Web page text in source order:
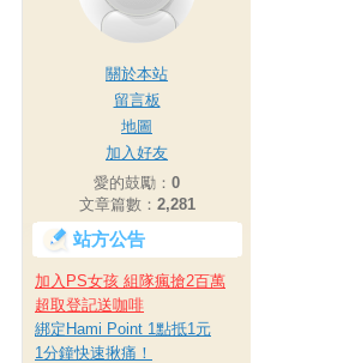
關於本站
留言板
地圖
加入好友
愛的鼓勵： 0
文章篇數： 2,281
站方公告
加入PS女孩 組隊瘋搶2百萬
超取登記送咖啡
綁定Hami Point 1點抵1元
1分鐘快速揪痛！